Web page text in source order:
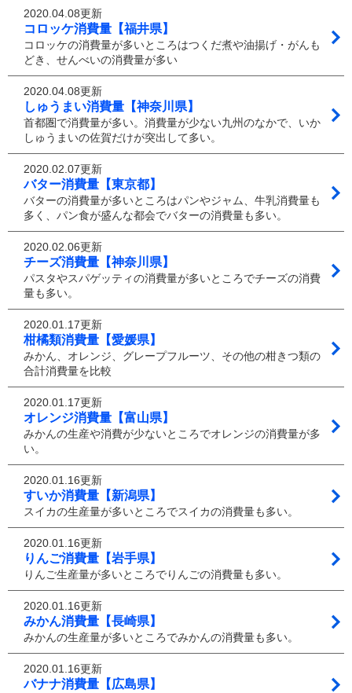
2020.04.08更新
コロッケ消費量【福井県】
コロッケの消費量が多いところはつくだ煮や油揚げ・がんも
どき、せんべいの消費量が多い
2020.04.08更新
しゅうまい消費量【神奈川県】
首都圏で消費量が多い。消費量が少ない九州のなかで、いか
しゅうまいの佐賀だけが突出して多い。
2020.02.07更新
バター消費量【東京都】
バターの消費量が多いところはパンやジャム、牛乳消費量も
多く、パン食が盛んな都会でバターの消費量も多い。
2020.02.06更新
チーズ消費量【神奈川県】
パスタやスパゲッティの消費量が多いところでチーズの消費
量も多い。
2020.01.17更新
柑橘類消費量【愛媛県】
みかん、オレンジ、グレープフルーツ、その他の柑きつ類の
合計消費量を比較
2020.01.17更新
オレンジ消費量【富山県】
みかんの生産や消費が少ないところでオレンジの消費量が多
い。
2020.01.16更新
すいか消費量【新潟県】
スイカの生産量が多いところでスイカの消費量も多い。
2020.01.16更新
りんご消費量【岩手県】
りんご生産量が多いところでりんごの消費量も多い。
2020.01.16更新
みかん消費量【長崎県】
みかんの生産量が多いところでみかんの消費量も多い。
2020.01.16更新
バナナ消費量【広島県】